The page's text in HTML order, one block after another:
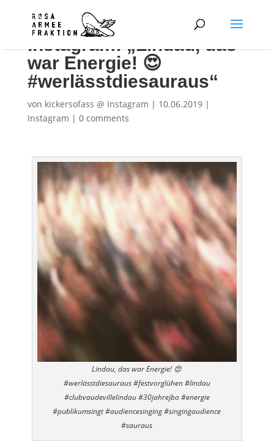
Instagram: „Lindau, das
war Energie! 😍
#werlässtdiesauraus“
von kickersofass @ Instagram | 10.06.2019|
Instagram | 0 comments
Lindau, das war Energie! 😍
#werlässtdiesauraus #festvorglühen #lindau
#clubvaudevillelindau #30jahrejbo #energie
#publikumsingt #audiencesinging #singingaudience
#sauraus